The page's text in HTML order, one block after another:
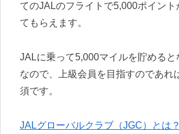
てのJALのフライトで5,000ポイント
てもらえます。
JALに乗って5,000マイルを貯める
なので、上級会員を目指すのであれ
須です。
JALグローバルクラブ（JGC）とは